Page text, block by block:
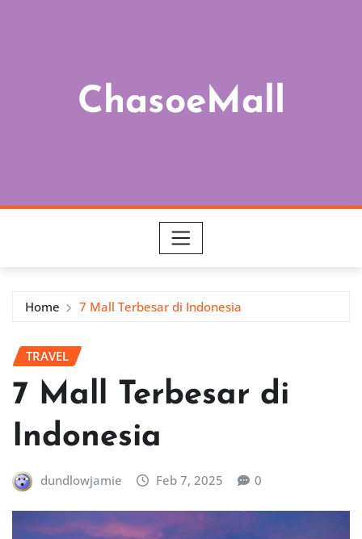
ChasoeMall
Home 7 Mall Terbesar di Indonesia
TRAVEL
7 Mall Terbesar di
Indonesia
dundlowjamie Feb 7, 2025 0